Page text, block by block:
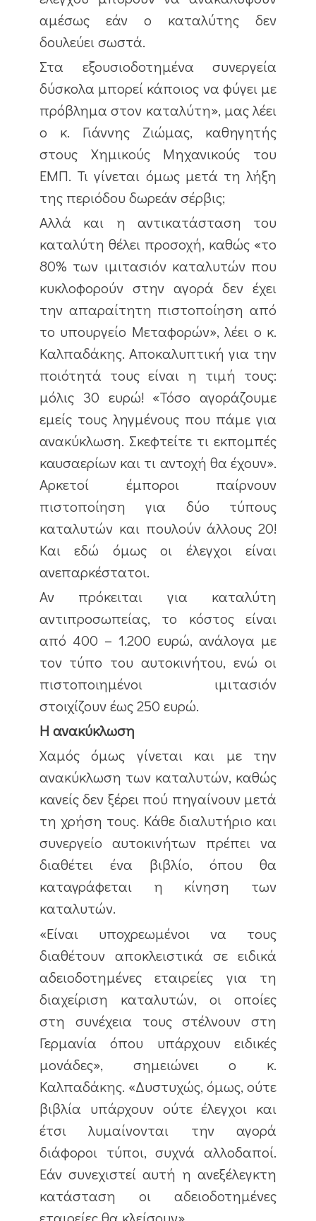
αμέσως εάν ο καταλύτης δεν
δουλεύει σωστά.
Στα εξουσιοδοτημένα συνεργεία
δύσκολα μπορεί κάποιος να φύγει με
πρόβλημα στον καταλύτη», μας λέει
ο κ. Γιάννης Ζιώμας, καθηγητής
στους Χημικούς Μηχανικούς του
ΕΜΠ. Τι γίνεται όμως μετά τη λήξη
της περιόδου δωρεάν σέρβις;
Αλλά και η αντικατάσταση του
καταλύτη θέλει προσοχή, καθώς «το
80% των ιμιτασιόν καταλυτών που
κυκλοφορούν στην αγορά δεν έχει
την απαραίτητη πιστοποίηση από
το υπουργείο Μεταφορών», λέει ο κ.
Καλπαδάκης. Αποκαλυπτική για την
ποιότητά τους είναι η τιμή τους:
μόλις 30 ευρώ! «Τόσο αγοράζουμε
εμείς τους ληγμένους που πάμε για
ανακύκλωση. Σκεφτείτε τι εκπομπές
καυσαερίων και τι αντοχή θα έχουν».
Αρκετοί έμποροι παίρνουν
πιστοποίηση για δύο τύπους
καταλυτών και πουλούν άλλους 20!
Και εδώ όμως οι έλεγχοι είναι
ανεπαρκέστατοι.
Αν πρόκειται για καταλύτη
αντιπροσωπείας, το κόστος είναι
από 400 – 1.200 ευρώ, ανάλογα με
τον τύπο του αυτοκινήτου, ενώ οι
πιστοποιημένοι ιμιτασιόν
στοιχίζουν έως 250 ευρώ.
Η ανακύκλωση
Χαμός όμως γίνεται και με την
ανακύκλωση των καταλυτών, καθώς
κανείς δεν ξέρει πού πηγαίνουν μετά
τη χρήση τους. Κάθε διαλυτήριο και
συνεργείο αυτοκινήτων πρέπει να
διαθέτει ένα βιβλίο, όπου θα
καταγράφεται η κίνηση των
καταλυτών.
«Είναι υποχρεωμένοι να τους
διαθέτουν αποκλειστικά σε ειδικά
αδειοδοτημένες εταιρείες για τη
διαχείριση καταλυτών, οι οποίες
στη συνέχεια τους στέλνουν στη
Γερμανία όπου υπάρχουν ειδικές
μονάδες», σημειώνει ο κ.
Καλπαδάκης. «Δυστυχώς, όμως, ούτε
βιβλία υπάρχουν ούτε έλεγχοι και
έτσι λυμαίνονται την αγορά
διάφοροι τύποι, συχνά αλλοδαποί.
Εάν συνεχιστεί αυτή η ανεξέλεγκτη
κατάσταση οι αδειοδοτημένες